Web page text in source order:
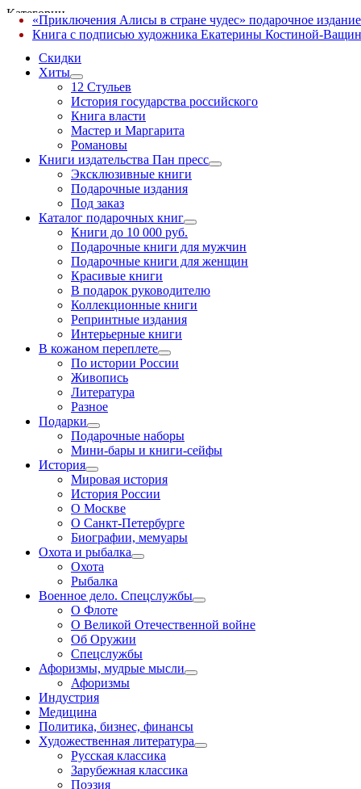
Категории
Скидки
Хиты
12 Стульев
История государства российского
Книга власти
Мастер и Маргарита
Романовы
Книги издательства Пан пресс
Эксклюзивные книги
Подарочные издания
Под заказ
Каталог подарочных книг
Книги до 10 000 руб.
Подарочные книги для мужчин
Подарочные книги для женщин
Красивые книги
В подарок руководителю
Коллекционные книги
Репринтные издания
Интерьерные книги
В кожаном переплете
По истории России
Живопись
Литература
Разное
Подарки
Подарочные наборы
Мини-бары и книги-сейфы
История
Мировая история
История России
О Москве
О Санкт-Петербурге
Биографии, мемуары
Охота и рыбалка
Охота
Рыбалка
Военное дело. Спецслужбы
О Флоте
О Великой Отечественной войне
Об Оружии
Спецслужбы
Афоризмы, мудрые мысли
Афоризмы
Индустрия
Медицина
Политика, бизнес, финансы
Художественная литература
Русская классика
Зарубежная классика
Поэзия
«Приключения Алисы в стране чудес» подарочное издание
Книга с подписью художника Екатерины Костиной-